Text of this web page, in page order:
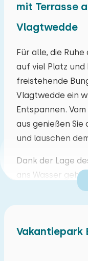
mit Terrasse
Vlagtwedde
Für alle, die
auf viel Platz und
freistehende
Vlagtwedde ein
Entspannen.
aus genießen Sie
und lauschen
Dank der Lage
ans Wasser
einen
Umgebung von
Festungsdorf
Mo Di
27 28
03 04
10 11
17 18
Vakantiepark